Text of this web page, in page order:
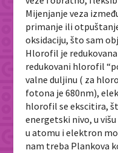
Mijenjanje veza
primanje ili
oksidaciju, što sam
Hlorofil je
redukovani hlorofil
valne duljinu ( za
fotona je 680nm),
hlorofil se ekscitira,
energetski nivo, u
u atomu i elektron
nam treba Plankova